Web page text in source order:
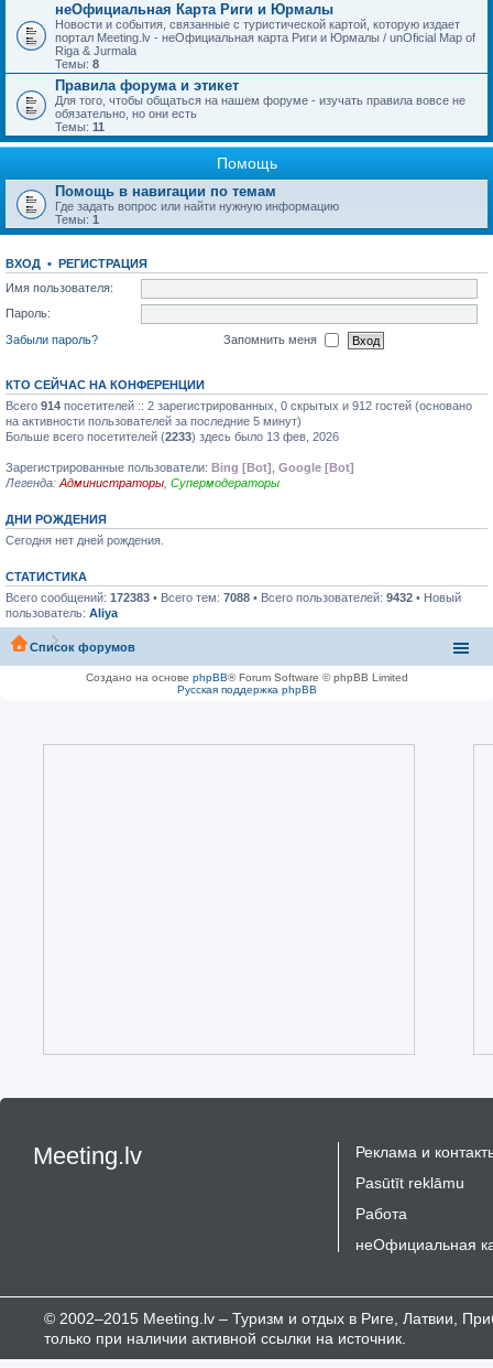
неОфициальная Карта Риги и Юрмалы
Новости и события, связанные с туристической картой, которую издает
портал Meeting.lv - неОфициальная карта Риги и Юрмалы / unOficial Map of
Riga & Jurmala
Темы: 8
Правила форума и этикет
Для того, чтобы общаться на нашем форуме - изучать правила вовсе не
обязательно, но они есть
Темы: 11
Помощь
Помощь в навигации по темам
Где задать вопрос или найти нужную информацию
Темы: 1
ВХОД •
РЕГИСТРАЦИЯ
Имя пользователя:
Пароль:
Забыли пароль?
Запомнить меня
КТО СЕЙЧАС НА КОНФЕРЕНЦИИ
Всего 914 посетителей :: 2 зарегистрированных, 0 скрытых и 912 гостей (основано
на активности пользователей за последние 5 минут)
Больше всего посетителей (2233) здесь было 13 фев, 2026
Зарегистрированные пользователи: Bing [Bot]
Google [Bot]
Легенда: Администраторы Супермодераторы
ДНИ РОЖДЕНИЯ
Сегодня нет дней рождения.
СТАТИСТИКА
Всего сообщений: 172383 • Всего тем: 7088 • Всего пользователей: 9432 • Новый
пользователь: Aliya
Список форумов
Создано на основе phpBB® Forum Software © phpBB Limited
Русская поддержка phpBB
Meeting.lv
Реклама и
Pasūtīt reklāmu
Работа
неОфициальная
© 2002–2015 Meeting.lv – Туризм и отдых в Риге, Латвии,
только при наличии активной ссылки на источник.